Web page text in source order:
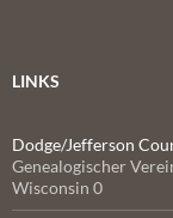
LINKS
Dodge/Jefferson
Genealogischer
Wisconsin 0